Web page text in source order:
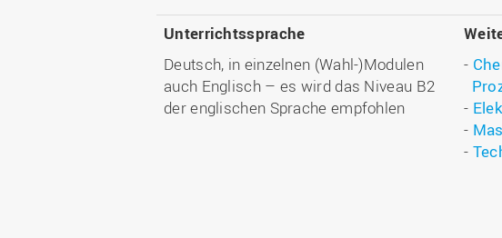
Unterrichtssprache
Deutsch, in einzelnen (Wahl-)Modulen
auch Englisch – es wird das Niveau B2
der englischen Sprache empfohlen
-
-
-
-